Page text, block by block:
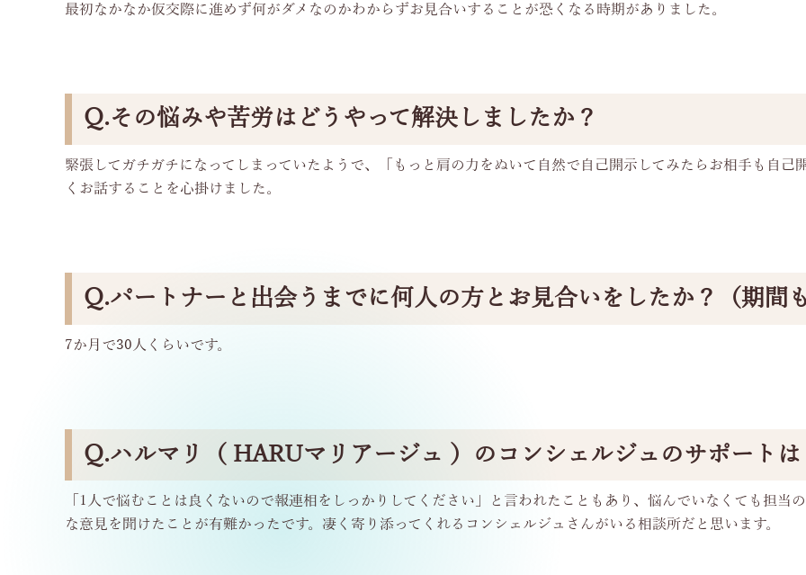
最初なかなか仮交際に進めず何がダメなのかわからずお見合いすることが恐くなる時期がありました。
Q.その悩みや苦労はどうやって解決しましたか？
緊張してガチガチになってしまっていたようで、「もっと肩の力をぬいて自然で自己開示してみたらお相手も自
くお話することを心掛けました。
Q.パートナーと出会うまでに何人の方とお見合いをしたか？（期間
7か月で30人くらいです。
Q.ハルマリ（ HARUマリアージュ ）のコンシェルジュのサポート
「1人で悩むことは良くないので報連相をしっかりしてください」と言われたこともあり、悩んでいなくても担当
な意見を聞けたことが有難かったです。凄く寄り添ってくれるコンシェルジュさんがいる相談所だと思います。